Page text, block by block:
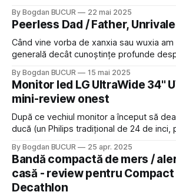
că era la ofertă și a costat doar vreo 30
de el.
By Bogdan BUCUR 22 mai 2025
Peerless Dad / Father,
Când vine vorba de xanxia sau wuxia
generală decât cunoștințe profunde
de un autor american, și deci o imitație
de reușită) și am continuat cu Beware of
By Bogdan BUCUR 15 mai 2025
Monitor led LG UltraWide 34"
mini-review onest
După ce vechiul monitor a început să
ducă (un Philips tradițional de 24 de inci,
obișnuit să lucrez pe trei ecrane (laptop
am fost nevoit să
By Bogdan BUCUR 25 apr. 2025
Bandă compactă de mers /
casă - review pentru Compact
Decathlon